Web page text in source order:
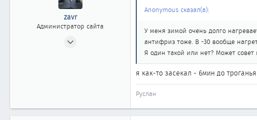
www.vladavto.ru
zavr
Администратор сайта
Anonymous сказал(а):
У меня зимой очень долго
антифриз тоже. В -30 вообще
Я один такой или нет? Может совет
я как-то засекал - 6мин до
Руслан